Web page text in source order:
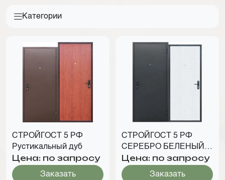
Категории
СТРОЙГОСТ 5 РФ
Рустикальный дуб
Цена: по запросу
Заказать
СТРОЙГОСТ 5 РФ
СЕРЕБРО БЕЛЕНЫЙ
ДУБ
Цена: по запросу
Заказать